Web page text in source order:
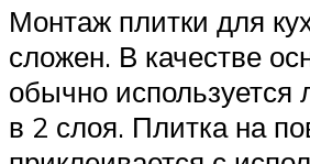
Монтаж плитки для
сложен. В качестве
обычно используется
в 2 слоя. Плитка на